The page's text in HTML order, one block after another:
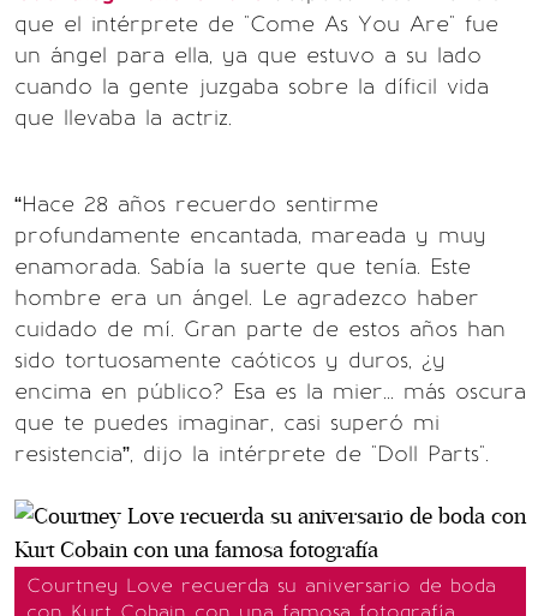
que el intérprete de "Come As You Are" fue
un ángel para ella, ya que estuvo a su lado
cuando la gente juzgaba sobre la díficil vida
que llevaba la actriz.
“Hace 28 años recuerdo sentirme
profundamente encantada, mareada y muy
enamorada. Sabía la suerte que tenía. Este
hombre era un ángel. Le agradezco haber
cuidado de mí. Gran parte de estos años han
sido tortuosamente caóticos y duros, ¿y
encima en público? Esa es la mier... más oscura
que te puedes imaginar, casi superó mi
resistencia”, dijo la intérprete de "Doll Parts".
Courtney Love recuerda su aniversario de boda